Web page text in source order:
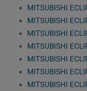
MITSUBISHI
MITSUBISHI
MITSUBISHI
MITSUBISHI
MITSUBISHI
MITSUBISHI
MITSUBISHI